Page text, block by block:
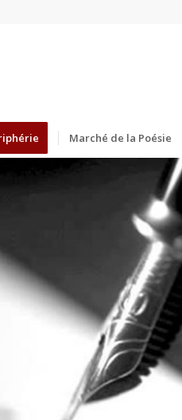
Marché de la Poésie